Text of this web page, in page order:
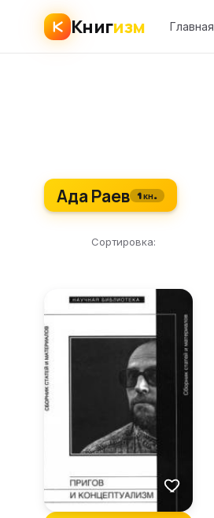
Книгизм Главная
Ада Раев 1 кн.
Сортировка: